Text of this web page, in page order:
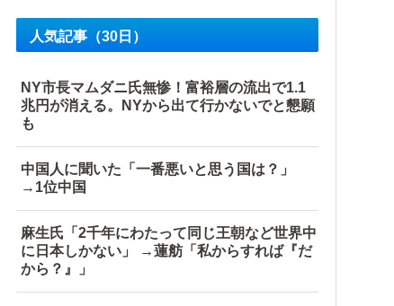
人気記事（30日）
NY市長マムダニ氏無惨！富裕層の流出で1.1
兆円が消える。NYから出て行かないでと懇願
も
中国人に聞いた「一番悪いと思う国は？」
→1位中国
麻生氏「2千年にわたって同じ王朝など世界中
に日本しかない」 →蓮舫「私からすれば『だ
から？』」